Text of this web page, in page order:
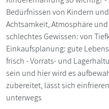
Bedürfnissen von Kindern
Achtsamkeit, Atmosphäre
schlechtes Gewissen: von
Einkaufsplanung: gute
frisch - Vorrats- und
sein und hier wird es
zubereitet, lässt sich
unterwegs